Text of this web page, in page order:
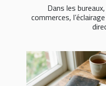
Dans les
commerces,